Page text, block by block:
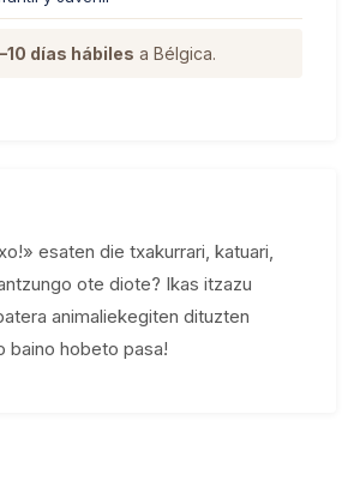
días hábiles a Bélgica.
esaten die txakurrari, katuari,
ote diote? Ikas itzazu
animaliekegiten dituzten
baino hobeto pasa!